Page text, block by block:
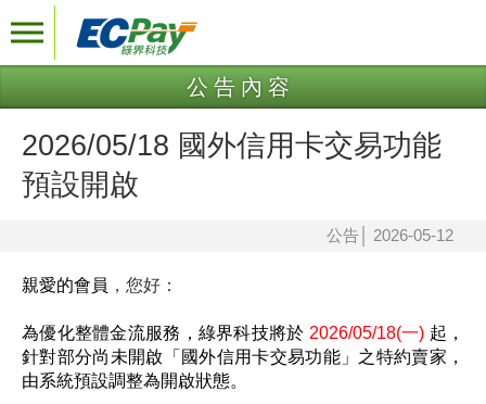
公告內容
2026/05/18 國外信用卡交易功能
預設開啟
公告 2026-05-12
親愛的會員 ，您好：
為優化整體金流服務，綠界科技將於 2026/05/18(一) 起，
針對部分尚未開啟「國外信用卡交易功能」之特約賣家，
由系統預設調整為開啟狀態。